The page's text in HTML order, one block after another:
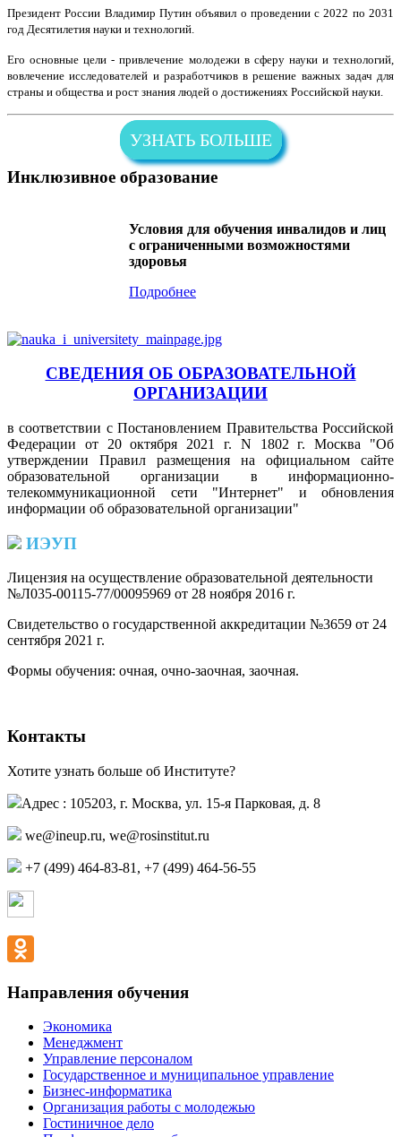
Президент России Владимир Путин объявил о проведении с 2022 по 2031
год Десятилетия науки и технологий.
Его основные цели - привлечение молодежи в сферу науки и технологий,
вовлечение исследователей и разработчиков в решение важных задач для
страны и общества и рост знания людей о достижениях Российской науки.
УЗНАТЬ БОЛЬШЕ
Инклюзивное образование
Условия для обучения инвалидов и лиц
с ограниченными возможностями
здоровья
Подробнее
СВЕДЕНИЯ ОБ ОБРАЗОВАТЕЛЬНОЙ
ОРГАНИЗАЦИИ
в соответствии с Постановлением Правительства Российской
Федерации от 20 октября 2021 г. N 1802 г. Москва "Об
утверждении Правил размещения на официальном сайте
образовательной организации в информационно-
телекоммуникационной сети "Интернет" и обновления
информации об образовательной организации"
ИЭУП
Лицензия на осуществление образовательной деятельности
№Л035-00115-77/00095969 от 28 ноября 2016 г.
Свидетельство о государственной аккредитации №3659 от 24
сентября 2021 г.
Формы обучения: очная, очно-заочная, заочная.
Контакты
Хотите узнать больше об Институте?
Адрес : 105203, г. Москва, ул. 15-я Парковая, д. 8
we@ineup.ru, we@rosinstitut.ru
+7 (499) 464-83-81, +7 (499) 464-56-55
Направления обучения
Экономика
Менеджмент
Управление персоналом
Государственное и муниципальное управление
Бизнес-информатика
Организация работы с молодежью
Гостиничное дело